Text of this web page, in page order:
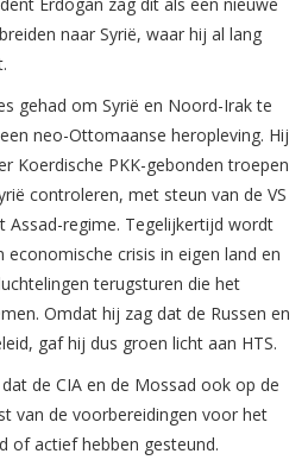
naar Syrië, waar hij al lang
gehad om Syrië en Noord-Irak te
neo-Ottomaanse heropleving. Hij
Koerdische PKK-gebonden troepen
controleren, met steun van de VS
Assad-regime. Tegelijkertijd wordt
crisis in eigen land en
terugsturen die het
Omdat hij zag dat de Russen en
gaf hij dus groen licht aan HTS.
de CIA en de Mossad ook op de
van de voorbereidingen voor het
of actief hebben gesteund.